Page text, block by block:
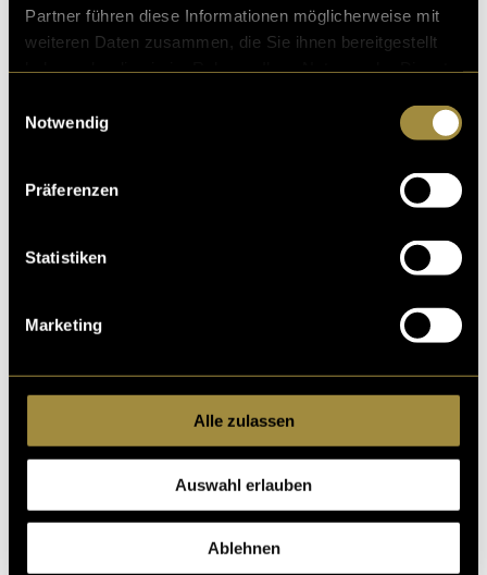
Partner führen diese Informationen möglicherweise mit
weiteren Daten zusammen, die Sie ihnen bereitgestellt
Notwendig
Präferenzen
Statistiken
Marketing
Alle zulassen
Auswahl erlauben
Ablehnen